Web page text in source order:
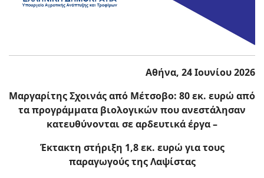
Αθήνα, 24 Ιουνίου 2026
Μαργαρίτης Σχοινάς από Μέτσοβο: 80 εκ. ευρώ από
τα προγράμματα βιολογικών που ανεστάλησαν
κατευθύνονται σε αρδευτικά έργα –
Έκτακτη στήριξη 1,8 εκ. ευρώ για τους
παραγωγούς της Λαψίστας